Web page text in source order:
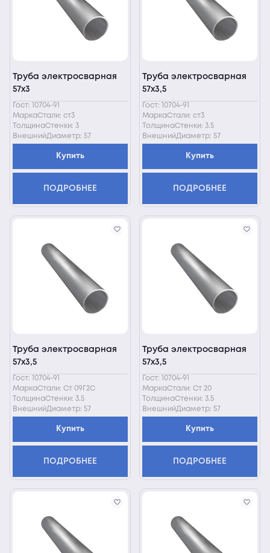
Труба электросварная
57х3
Гост: 10704-91
МаркаСтали: ст3
ТолщинаСтенки: 3
ВнешнийДиаметр: 57
Купить
ПОДРОБНЕЕ
Труба электросварная
57х3,5
Гост: 10704-91
МаркаСтали: ст3
ТолщинаСтенки: 3.5
ВнешнийДиаметр: 57
Купить
ПОДРОБНЕЕ
Труба электросварная
57х3,5
Гост: 10704-91
МаркаСтали: Ст 09Г2С
ТолщинаСтенки: 3.5
ВнешнийДиаметр: 57
Купить
ПОДРОБНЕЕ
Труба электросварная
57х3,5
Гост: 10704-91
МаркаСтали: Ст 20
ТолщинаСтенки: 3.5
ВнешнийДиаметр: 57
Купить
ПОДРОБНЕЕ